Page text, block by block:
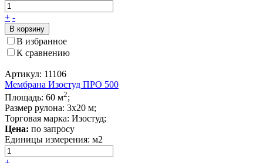
+ -
В корзину
В избранное
К сравнению
Артикул: 11106
Мембрана Изостуд ПРО 500
Площадь: 60 м2;
Размер рулона: 3х20 м;
Торговая марка: Изостуд;
Цена: по запросу
Единицы измерения: м2